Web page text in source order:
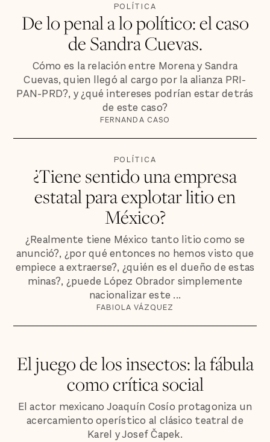
POLÍTICA
De lo penal a lo político: el caso
de Sandra Cuevas.
Cómo es la relación entre Morena y Sandra
Cuevas, quien llegó al cargo por la alianza PRI-
PAN-PRD?, y ¿qué intereses podrían estar detrás
de este caso?
FERNANDA CASO
POLÍTICA
¿Tiene sentido una empresa
estatal para explotar litio en
México?
¿Realmente tiene México tanto litio como se
anunció?, ¿por qué entonces no hemos visto que
empiece a extraerse?, ¿quién es el dueño de estas
minas?, ¿puede López Obrador simplemente
nacionalizar este ...
FABIOLA VÁZQUEZ
El juego de los insectos: la fábula
como crítica social
El actor mexicano Joaquín Cosío protagoniza un
acercamiento operístico al clásico teatral de
Karel y Josef Čapek.